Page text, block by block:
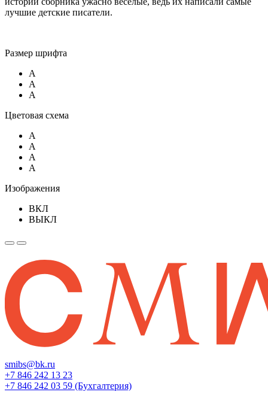
лучшие детские писатели.
Размер шрифта
A
A
A
Цветовая схема
A
A
A
A
Изображения
ВКЛ
ВЫКЛ
smibs@bk.ru
+7 846 242 13 23
+7 846 242 03 59 (Бухгалтерия)